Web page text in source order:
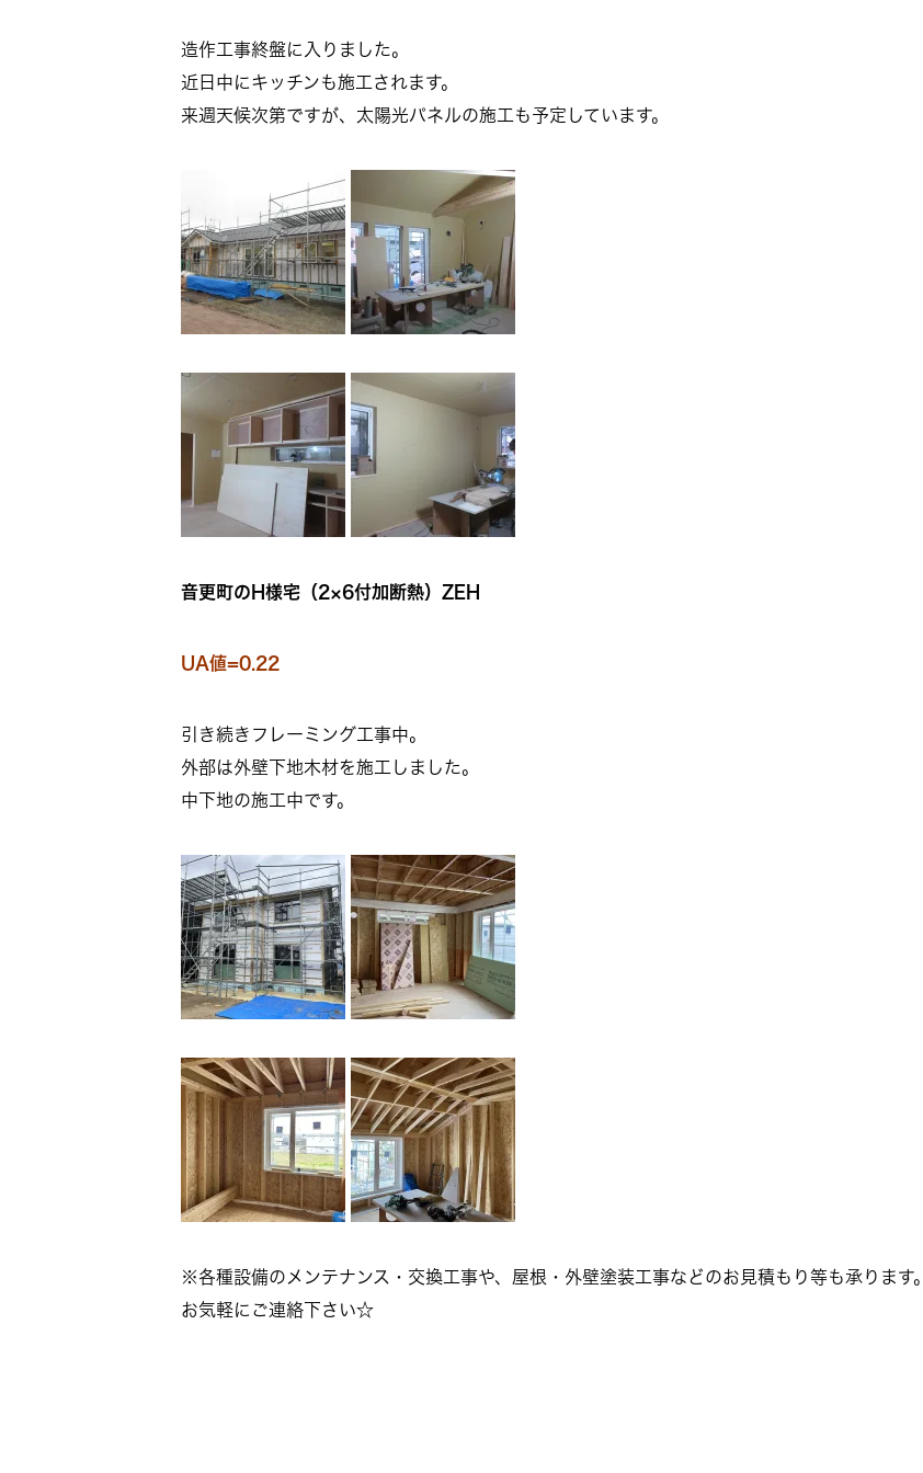
造作工事終盤に入りました。
近日中にキッチンも施工されます。
来週天候次第ですが、太陽光パネルの施工も予定しています。
音更町のH様宅（2×6付加断熱）ZEH
UA値=0.22
引き続きフレーミング工事中。
外部は外壁下地木材を施工しました。
中下地の施工中です。
※各種設備のメンテナンス・交換工事や、屋根・外壁塗装工事などのお見積もり等も承ります。
お気軽にご連絡下さい☆